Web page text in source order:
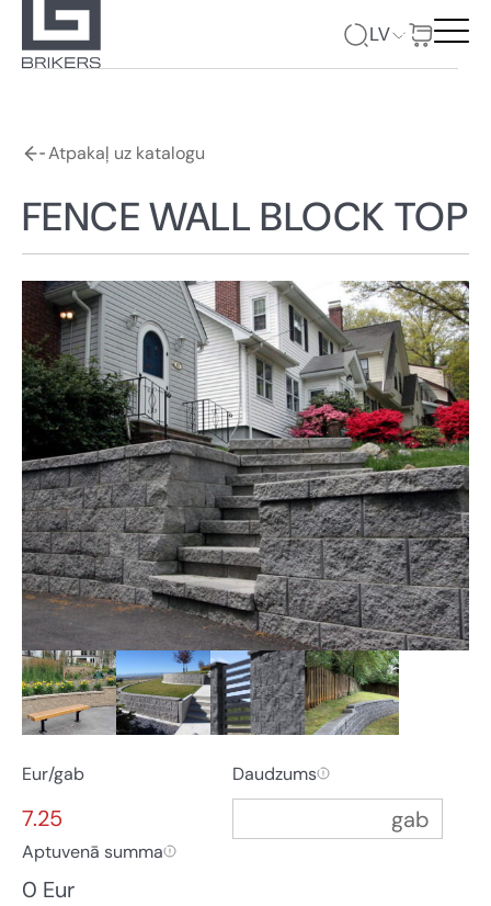
LV
Atpakaļ uz katalogu
FENCE WALL BLOCK TOP
Eur/gab
7.25
Daudzums
Aptuvenā summa
0 Eur